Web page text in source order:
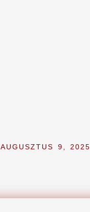
AUGUSZTUS 9, 2025